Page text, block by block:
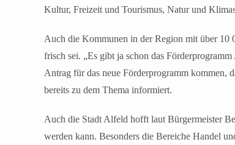
Kultur, Freizeit und Tourismus, Natur und
Auch die Kommunen in der Region mit über 10
frisch sei. „Es gibt ja schon das
Antrag für das neue Förderprogramm kommen,
bereits zu dem Thema informiert.
Auch die Stadt Alfeld hofft laut Bürgermeister
werden kann. Besonders die Bereiche Handel